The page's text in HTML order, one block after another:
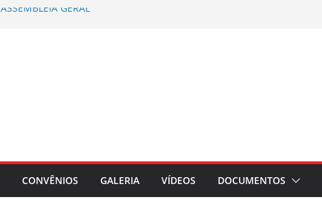
GERAL
CONVÊNIOS GALERIA VÍDEOS DOCUMENTOS